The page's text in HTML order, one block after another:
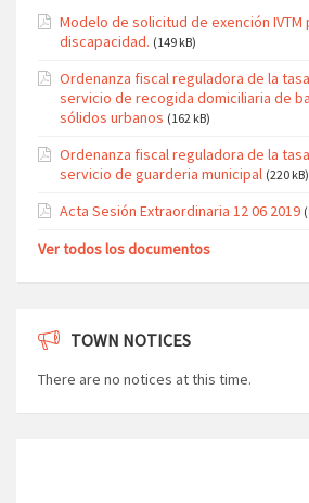
Modelo de solicitud de exención IVTM
discapacidad. (149 kB)
Ordenanza fiscal reguladora de la
servicio de recogida domiciliaria de
sólidos urbanos (162 kB)
Ordenanza fiscal reguladora de la
servicio de guarderia municipal (220 kB)
Acta Sesión Extraordinaria 12 06 2019
Ver todos los documentos
TOWN NOTICES
There are no notices at this time.